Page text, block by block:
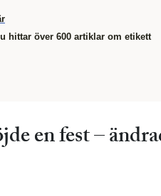
hittar över 600 artiklar om etikett
en fest –